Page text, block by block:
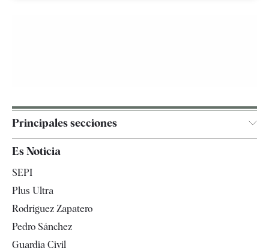
Principales secciones
España
Televisión
Es Noticia
SEPI
Plus Ultra
Rodríguez Zapatero
Pedro Sánchez
Guardia Civil